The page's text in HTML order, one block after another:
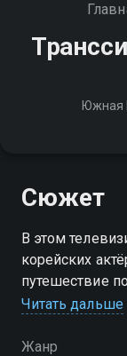
Южная
Сюжет
В этом
корейских
путешествие
На своём пути
Читать дальше
Жанр